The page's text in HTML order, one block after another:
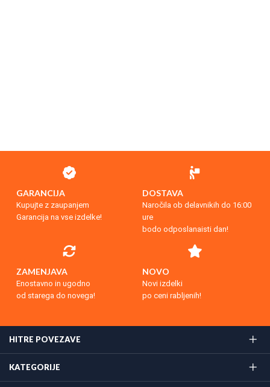
GARANCIJA
Kupujte z zaupanjem
Garancija na vse izdelke!
DOSTAVA
Naročila ob delavnikih do 16:00
ure
bodo odposlanaisti dan!
ZAMENJAVA
Enostavno in ugodno
od starega do novega!
NOVO
Novi izdelki
po ceni rabljenih!
HITRE POVEZAVE
KATEGORIJE